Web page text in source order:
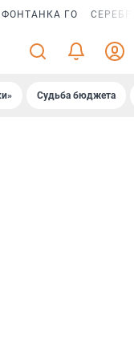
ФОНТАНКА ГО
Судьба бюджета